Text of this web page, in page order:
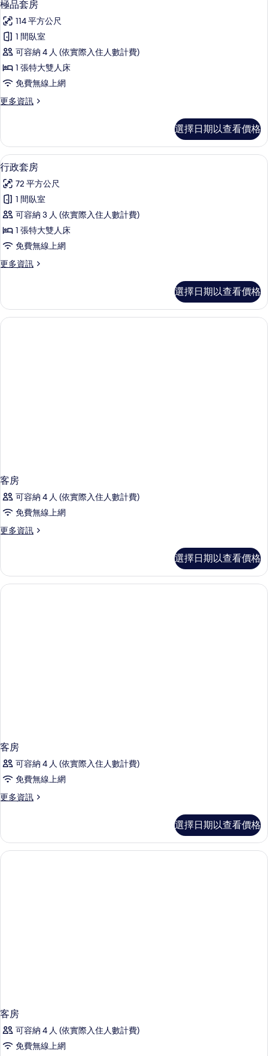
有
相
片
房
的
情
示
極
品
套
房
的
所
相
片
極品套房
114 平方公尺
1 間臥室
可容納 4 人 (依實際入住人數計費)
1 張特大雙人床
免費無線上網
更多資訊
更
套
房
的
詳
情
選擇日期以查看價格
顯
示
行
政
套
房
的
所
相
片
行政套房 | 客房內保險箱、書桌、筆
4
行政套房
72 平方公尺
1 間臥室
可容納 3 人 (依實際入住人數計費)
1 張特大雙人床
免費無線上網
更多資訊
更
套
房
的
選擇日期以查看價格
客房
可容納 4 人 (依實際入住人數計費)
免費無線上網
更多資訊
更
的
詳
情
選擇日期以查看價格
客房
可容納 4 人 (依實際入住人數計費)
免費無線上網
更多資訊
更
的
詳
情
選擇日期以查看價格
客房
可容納 4 人 (依實際入住人數計費)
免費無線上網